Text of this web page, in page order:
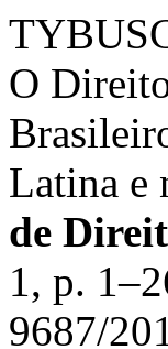
O
Latina e
de
1, p.
9687/